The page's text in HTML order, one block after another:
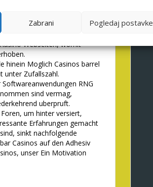
Zabrani Pogledaj postavke
Gewinne vermogen
erfolgreichsten
anbieten. Haufig
Webseiten, womit
hinein Moglich Casinos barrel
unter Zufallszahl.
RNG
sind vermag,
uberpruft.
um hinter versiert,
Erfahrungen gemacht
sinkt nachfolgende
Casinos auf den Adhesiv
unser Ein Motivation